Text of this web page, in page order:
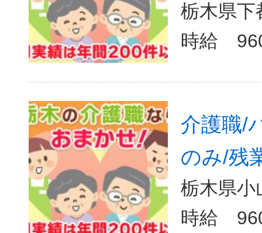
栃木県下
介護職/
のみ/残
栃木県小